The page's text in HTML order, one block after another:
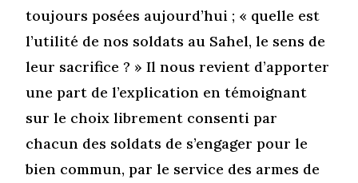
toujours posées aujourd’hui ; « quelle est
l’utilité de nos soldats au Sahel, le sens de
leur sacrifice ? » Il nous revient d’apporter
une part de l’explication en témoignant
sur le choix librement consenti par
chacun des soldats de s’engager pour le
bien commun, par le service des armes de